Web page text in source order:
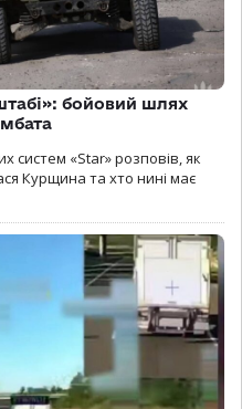
бойовий шлях
систем «Star» розповів, як
Курщина та хто нині має